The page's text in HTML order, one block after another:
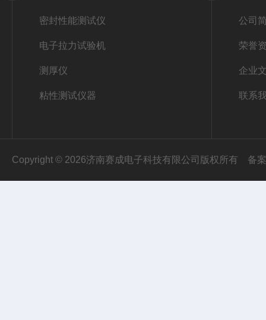
密封性能测试仪
电子拉力试验机
测厚仪
粘性测试仪器
公司
荣誉
企业
联系
Copyright © 2026济南赛成电子科技有限公司版权所有 备